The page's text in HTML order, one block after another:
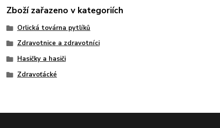
Zboží zařazeno v kategoriích
Orlická továrna pytlíků
Zdravotnice a zdravotníci
Hasičky a hasiči
Zdravoťácké